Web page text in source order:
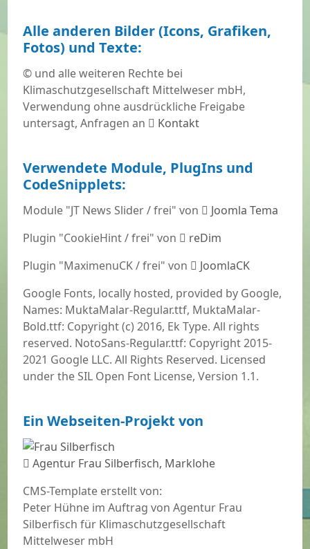
Alle anderen Bilder (Icons, Grafiken,
Fotos) und Texte:
© und alle weiteren Rechte bei
Klimaschutzgesellschaft Mittelweser mbH,
Verwendung ohne ausdrückliche Freigabe
untersagt, Anfragen an
Kontakt
Verwendete Module, PlugIns und
CodeSnipplets:
Module "JT News Slider / frei" von
Joomla Tema
Plugin "CookieHint / frei" von
reDim
Plugin "MaximenuCK / frei" von
JoomlaCK
Google Fonts, locally hosted, provided by Google,
Names: MuktaMalar-Regular.ttf, MuktaMalar-
Bold.ttf: Copyright (c) 2016, Ek Type. All rights
reserved. NotoSans-Regular.ttf: Copyright 2015-
2021 Google LLC. All Rights Reserved. Licensed
under the SIL Open Font License, Version 1.1.
Ein Webseiten-Projekt von
Agentur Frau Silberfisch, Marklohe
CMS-Template erstellt von:
Peter Hühne im Auftrag von Agentur Frau
Silberfisch für Klimaschutzgesellschaft
Mittelweser mbH